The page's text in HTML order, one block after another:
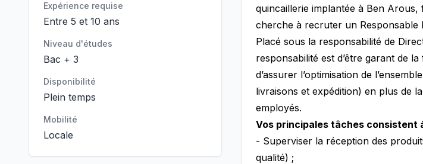
Expérience requise
Entre 5 et 10 ans
Niveau d'études
Bac + 3
Disponibilité
Plein temps
Mobilité
Locale
quincaillerie implantée à Ben
cherche à recruter un
Placé sous la responsabilité de
responsabilité est d’être garant de
d’assurer l’optimisation de
livraisons et expédition) en plus de
employés.
Vos principales tâches consistent
- Superviser la réception des
qualité) ;